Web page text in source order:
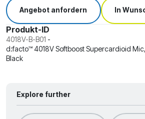
Angebot anfordern In
Produkt-ID
4018V-B-B01 -
d:facto™ 4018V Softboost Supercardioid
Black
Explore further